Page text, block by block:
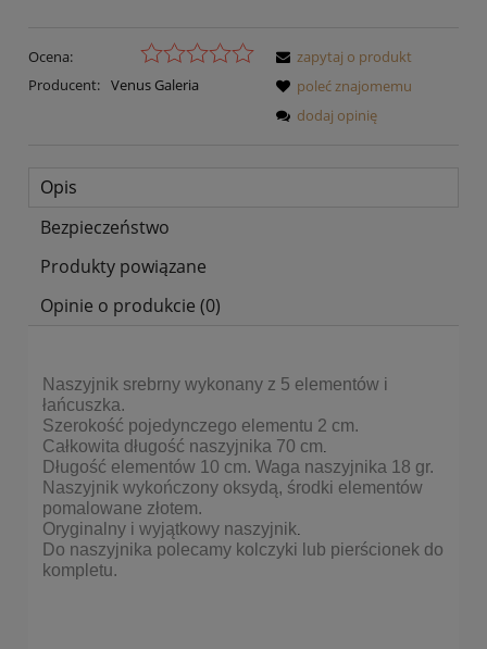
Ocena:
Producent: Venus Galeria
zapytaj o produkt
poleć znajomemu
dodaj opinię
Opis
Bezpieczeństwo
Produkty powiązane
Opinie o produkcie (0)
Naszyjnik srebrny wykonany z 5 elementów i
łańcuszka.
Szerokość pojedynczego elementu 2 cm.
Całkowita długość naszyjnika 70 cm.
Długość elementów 10 cm. Waga naszyjnika 18 gr.
Naszyjnik wykończony oksydą, środki elementów
pomalowane złotem.
Oryginalny i wyjątkowy naszyjnik.
Do naszyjnika polecamy kolczyki lub pierścionek do
kompletu.